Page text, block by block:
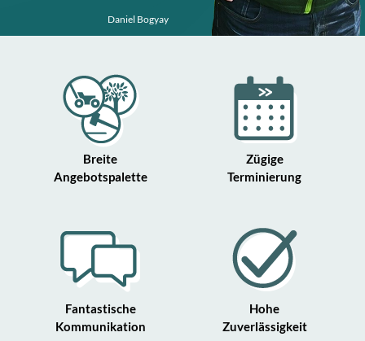
Daniel Bogyay
Breite
Angebotspalette
Zügige
Terminierung
Fantastische
Kommunikation
Hohe
Zuverlässigkeit